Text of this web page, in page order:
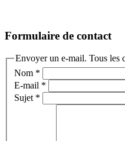
Formulaire de contact
Envoyer un e-mail. Tous les
Nom *
E-mail *
Sujet *